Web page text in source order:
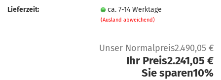
Lieferzeit:
ca. 7-14 Werktage
(Ausland abweichend)
Unser Normalpreis2.490,05 €
Ihr Preis2.241,05 €
Sie sparen10%